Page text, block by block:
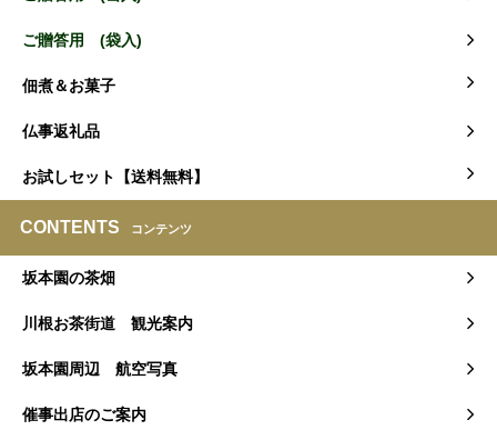
ご贈答用 (袋入)
佃煮＆お菓子
仏事返礼品
お試しセット【送料無料】
CONTENTS コンテンツ
坂本園の茶畑
川根お茶街道 観光案内
坂本園周辺 航空写真
催事出店のご案内